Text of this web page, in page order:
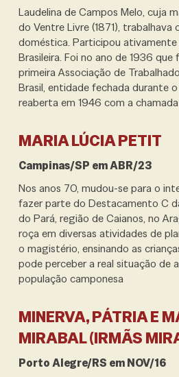
Laudelina de Campos Melo, cuja
do Ventre Livre (1871),
doméstica. Participou
Brasileira. Foi no ano de 1936
primeira Associação de
Brasil, entidade fechada durante
reaberta em 1946 com a
MARIA LÚCIA PETIT
Campinas/SP em ABR/23
Nos anos 70, mudou-se para o
fazer parte do Destacamento C
do Pará, região de Caianos, no
roça em diversas atividades de
o magistério, ensinando as
pode perceber a real situação de
população camponesa
MINERVA, PÁTRIA E
MIRABAL (IRMÃS
Porto Alegre/RS em NOV/16